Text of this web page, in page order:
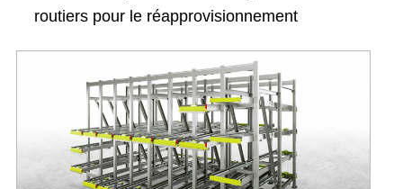
routiers pour le réapprovisionnement